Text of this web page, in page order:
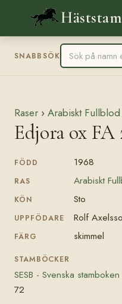
Häststam
SNABBSÖK
Raser › Arabiskt Fullblod
Edjora ox FA
FÖDD 1968
RAS Arabiskt
KÖN Sto
UPPFÖDARE Rolf
FÄRG skimmel
STAMBÖCKER
SESB - Svenska
72